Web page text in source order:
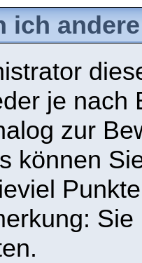
ich
je nach
zur
können